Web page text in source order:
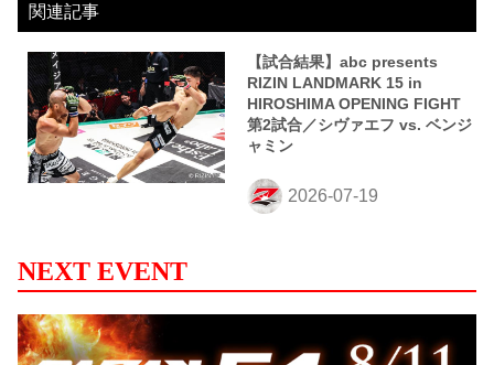
関連記事
【試合結果】abc presents
RIZIN LANDMARK 15 in
HIROSHIMA OPENING FIGHT
第2試合／シヴァエフ vs. ベンジ
ャミン
NEXT EVENT